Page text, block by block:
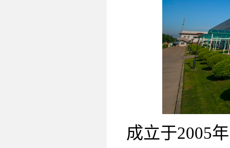
成立于2005